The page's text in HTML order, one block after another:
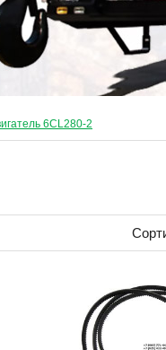
6CL280-2